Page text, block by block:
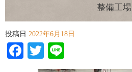
整備工場
投稿日 2022年6月18日
Facebook
Twitter